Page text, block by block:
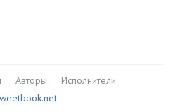
Авторы
Исполнители